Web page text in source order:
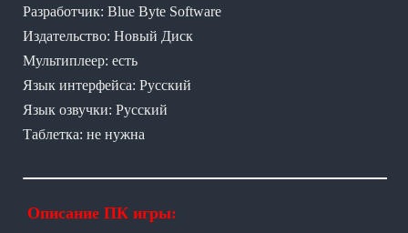
Разработчик: Blue Byte Software
Издательство: Новый Диск
Мультиплеер: есть
Язык интерфейса: Русский
Язык озвучки: Русский
Таблетка: не нужна
Описание ПК игры: